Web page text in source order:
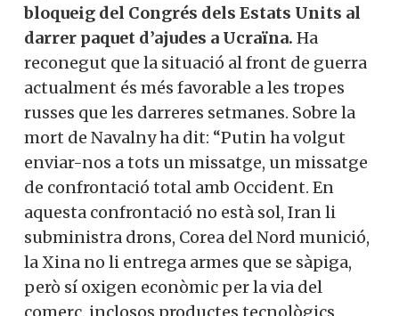
Les seves queixes s’han dirigit
especialment als retards provocats pel
bloqueig del Congrés dels Estats Units al
darrer paquet d’ajudes a Ucraïna. Ha
reconegut que la situació al front de
guerra actualment és més favorable a les
tropes russes que les darreres setmanes.
Sobre la mort deNavalnyha dit: “Putin ha
volgut enviar-nos a tots un missatge, un
missatge de confrontació total amb
Occident. En aquesta confrontació no està
sol, Iran li subministra drons, Corea del
Nord munició, la Xina no li entrega armes